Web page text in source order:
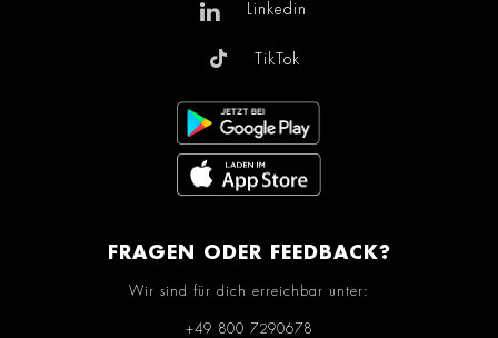
Linkedin
TikTok
FRAGEN ODER FEEDBACK?
Wir sind für dich erreichbar unter:
+49 800 7290678